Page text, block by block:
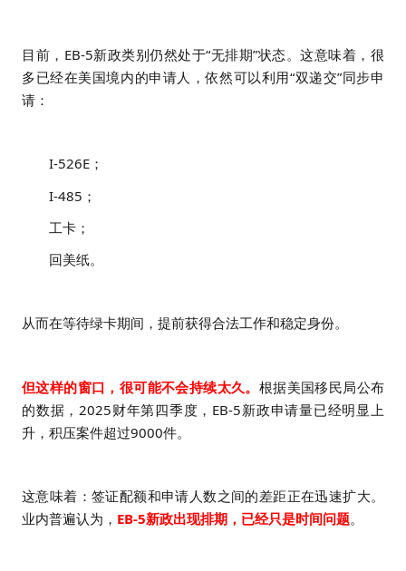
目前，EB-5新政类别仍然处于“无排期”状态。这意味着，很
多已经在美国境内的申请人，依然可以利用“双递交”同步申
请：
I-526E；
I-485；
工卡；
回美纸。
从而在等待绿卡期间，提前获得合法工作和稳定身份。
但这样的窗口，很可能不会持续太久。 根据美国移民局公布
的数据，2025财年第四季度，EB-5新政申请量已经明显上
升，积压案件超过9000件。
这意味着： 签证配额和申请人数之间的差距正在迅速扩大。
业内普遍认为， EB-5新政出现排期，已经只是时间问题。